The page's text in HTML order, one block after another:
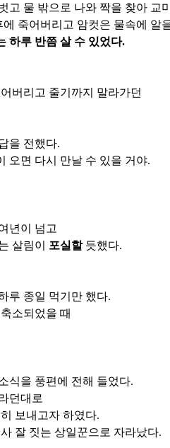
고 물 밖으로 나와 짝을 찾아 교
죽어버리고 암컷은 물속에 알
하루 반쯤 살 수 있었다.
버리고 줄기까지 말라가던
을 전했다.
오면 다시 만날 수 있을 거야.
년이 넘고
살림이 포실할 듯했다.
루 종일 먹기만 했다.
소되었을 때
식을 풍편에 전해 들었다.
던대로
보내고자 하였다.
잘 짓는 상일꾼으로 자라났다.